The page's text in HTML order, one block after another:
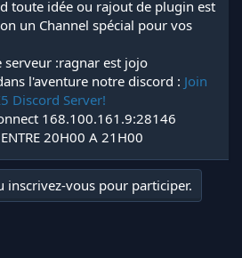
toute idée ou rajout de plugin est
un Channel spécial pour vos
serveur :ragnar est jojo
l'aventure notre discord : Join
Discord Server!
168.100.161.9:28146
20H00 A 21H00
inscrivez-vous pour participer.